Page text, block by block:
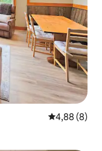
Évaluation
4,88 (8)